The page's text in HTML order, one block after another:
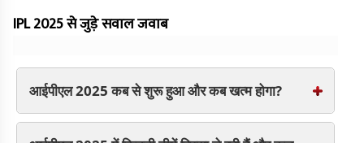
से जुडी रही हैं। साल 2024 की तुलना में जब हम 2025 की आईपीएल टीमों को देखते हैं.
तो इनमें काफी बदलाव नजर आता है. इसका कारण 24 और 25 नवंबर 2024 को हुए
है. इस बार ऑक्शन में कुल 182 खिलाड़ियों नीलामी में शामिल हुए. सभी टीमों में केवल
खिलाड़ियों में बदलाव नहीं हुए, बल्कि 5 टीमों के कप्तान भी बदल गए हैं.
IPL 2025 से जुड़े सवाल जवाब
आईपीएल 2025 कब से शुरू हुआ और कब खत्म होगा?